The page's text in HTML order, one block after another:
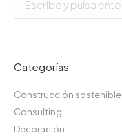
Categorías
Construcción sostenible
Consulting
Decoración